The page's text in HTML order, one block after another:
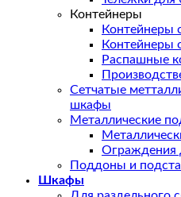
Контейнеры
Контейнеры
Контейнеры
Распашные
Сетчатые
шкафы
Металлические
Ограждения
Поддоны и
Шкафы